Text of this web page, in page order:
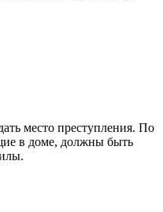
место преступления. По
в доме, должны быть